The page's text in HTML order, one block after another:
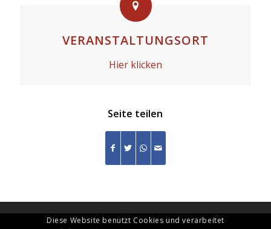
VERANSTALTUNGSORT
Hier klicken
Seite teilen
Diese Website benutzt Cookies und verarbeitet